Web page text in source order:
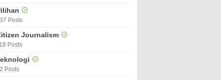
Posts
Journalism
Posts
Posts